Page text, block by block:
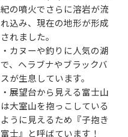
紀の噴火でさらに溶岩が流
れ込み、現在の地形が形成
されました。
・カヌーや釣りに人気の湖
で、ヘラブナやブラックバ
スが生息しています。
・展望台から見える富士山
は大室山を抱っこしている
ように見えるため『子抱き
富士』と呼ばています！